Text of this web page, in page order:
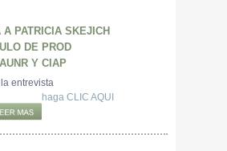
A PATRICIA SKEJICH
DE PROD
Y CIAP
entrevista
haga CLIC AQUI